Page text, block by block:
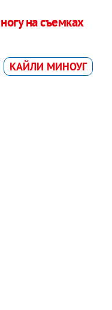
на съемках
КАЙЛИ МИНОУГ